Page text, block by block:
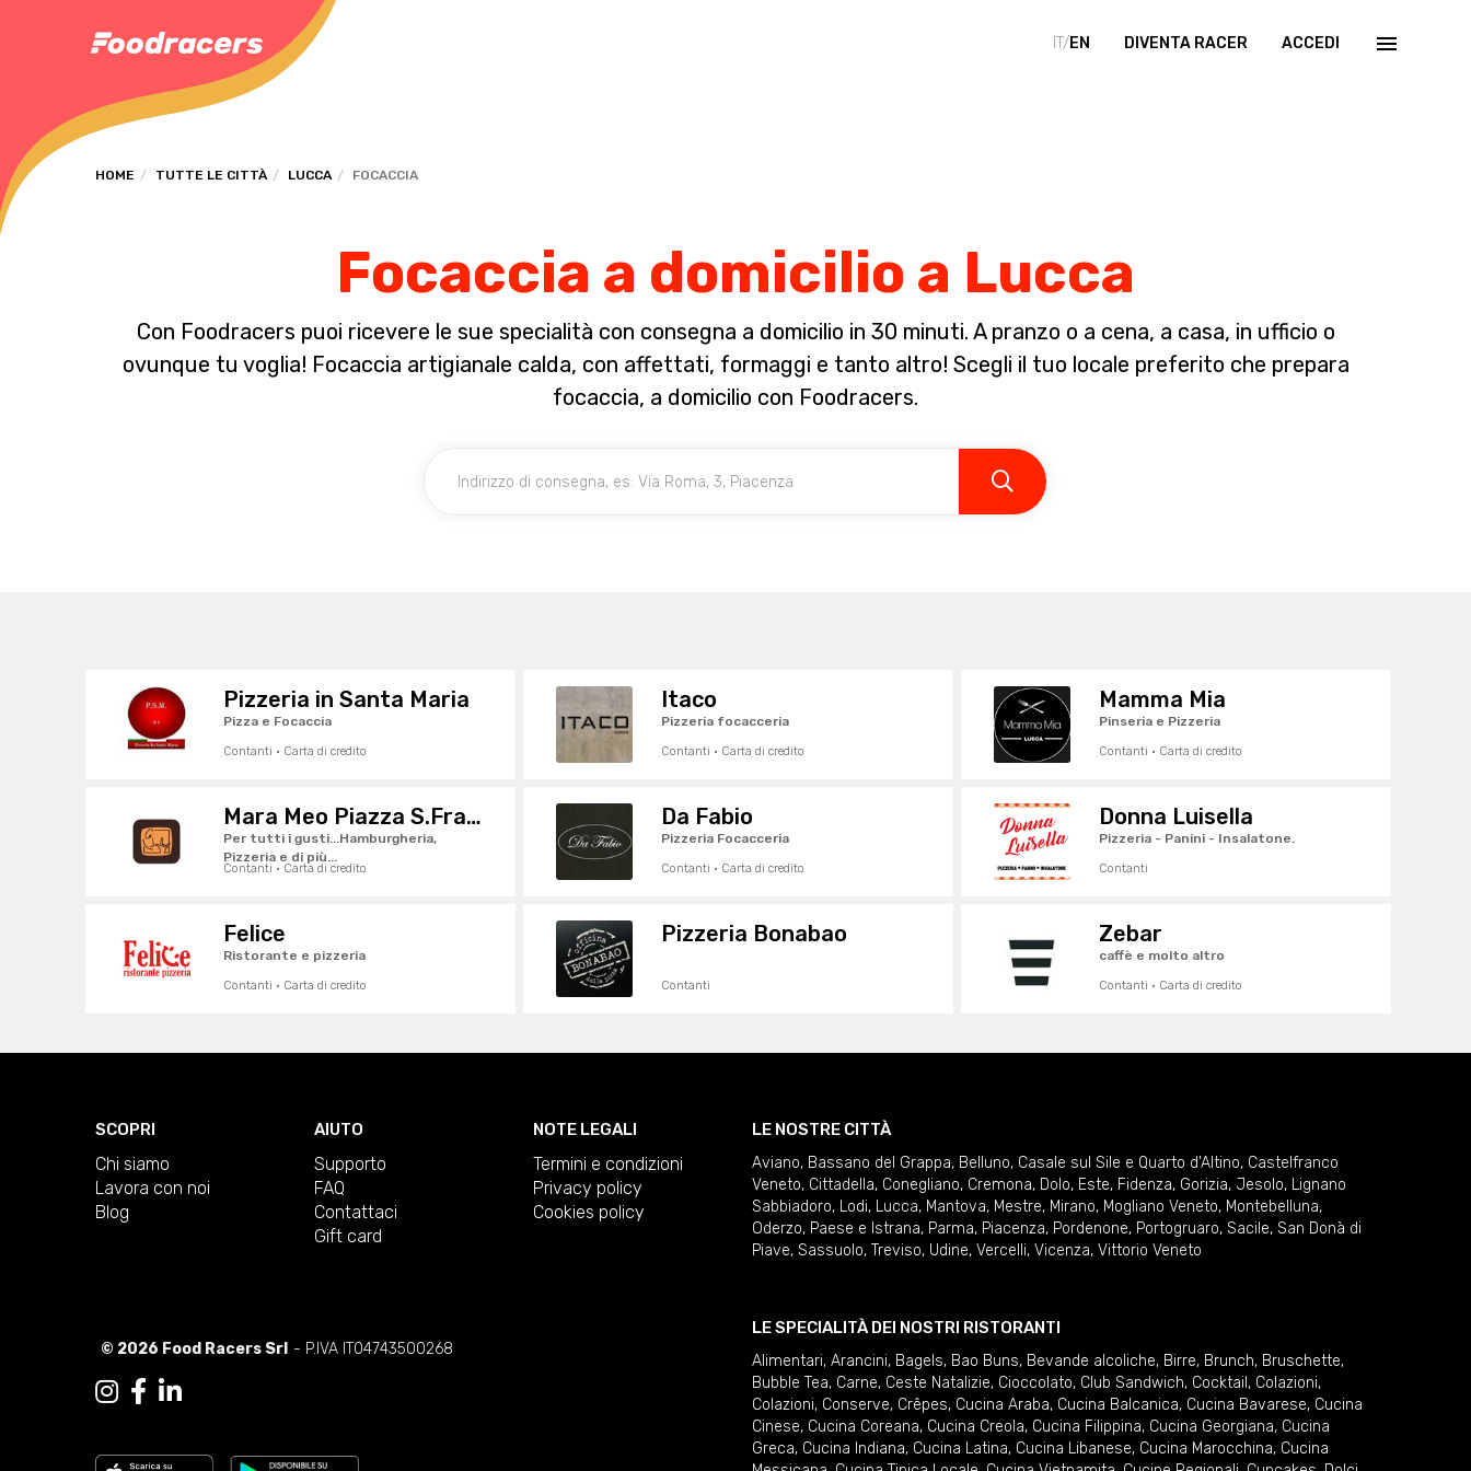
IT/EN DIVENTA RACER ACCEDI
HOME TUTTE LE CITTÀ LUCCA FOCACCIA
Focaccia a domicilio a Lucca
Con Foodracers puoi ricevere le sue specialità con consegna a domicilio in 30 minuti. A pranzo o a cena, a casa, in ufficio o
ovunque tu voglia! Focaccia artigianale calda, con affettati, formaggi e tanto altro! Scegli il tuo locale preferito che prepara
focaccia, a domicilio con Foodracers.
Pizzeria in Santa Maria
Pizza e Focaccia
Contanti · Carta di credito
Itaco
Pizzeria focacceria
Contanti · Carta di credito
Mamma Mia
Pinseria e Pizzeria
Contanti · Carta di credito
Mara Meo Piazza S.Francesco
Per tutti i gusti...Hamburgheria,
Pizzeria e di più...
Contanti · Carta di credito
Da Fabio
Pizzeria Focacceria
Contanti · Carta di credito
Donna Luisella
Pizzeria - Panini - Insalatone.
Contanti
Felice
Ristorante e pizzeria
Contanti · Carta di credito
Pizzeria Bonabao
Contanti
Zebar
caffè e molto altro
Contanti · Carta di credito
SCOPRI
Chi siamo
Lavora con noi
Blog
AIUTO
Supporto
FAQ
Contattaci
Gift card
NOTE LEGALI
Termini e condizioni
Privacy policy
Cookies policy
© 2026 Food Racers Srl - P.IVA IT04743500268
LE NOSTRE CITTÀ
Aviano, Bassano del Grappa, Belluno, Casale sul Sile e Quarto d'Altino, Castelfranco
Veneto, Cittadella, Conegliano, Cremona, Dolo, Este, Fidenza, Gorizia, Jesolo, Lignano
Sabbiadoro, Lodi, Lucca, Mantova, Mestre, Mirano, Mogliano Veneto, Montebelluna,
Oderzo, Paese e Istrana, Parma, Piacenza, Pordenone, Portogruaro, Sacile, San Donà di
Piave, Sassuolo, Treviso, Udine, Vercelli, Vicenza, Vittorio Veneto
LE SPECIALITÀ DEI NOSTRI RISTORANTI
Alimentari, Arancini, Bagels, Bao Buns, Bevande alcoliche, Birre, Brunch, Bruschette,
Bubble Tea, Carne, Ceste Natalizie, Cioccolato, Club Sandwich, Cocktail , Colazioni,
Colazioni, Conserve, Crêpes, Cucina Araba, Cucina Balcanica, Cucina Bavarese, Cucina
Cinese, Cucina Coreana, Cucina Creola, Cucina Filippina, Cucina Georgiana, Cucina
Greca, Cucina Indiana, Cucina Latina, Cucina Libanese, Cucina Marocchina, Cucina